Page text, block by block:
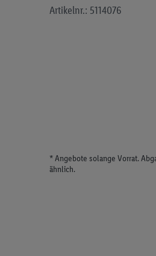
Artikelnr.: 5114076
* Angebote solange Vorrat.
ähnlich.